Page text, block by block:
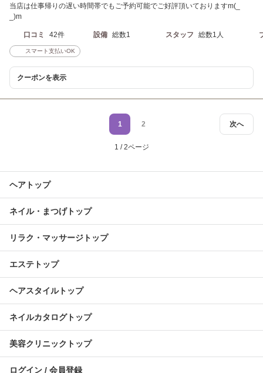
当店は仕事帰りの遅い時間帯でもご予約可能でご好評頂いておりますm(_
_)m
口コミ 42件 設備 総数1 スタッフ 総数1人
スマート支払いOK
クーポンを表示
次へ
1 2
1 / 2ページ
ヘアトップ
ネイル・まつげトップ
リラク・マッサージトップ
エステトップ
ヘアスタイルトップ
ネイルカタログトップ
美容クリニックトップ
ログイン / 会員登録